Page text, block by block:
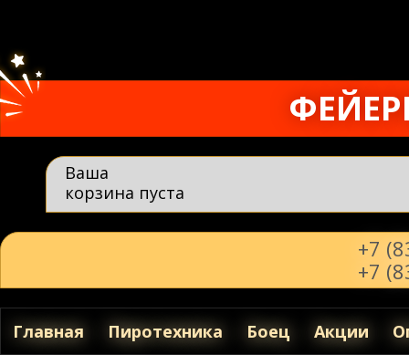
Ваша
корзина пуста
+7
+7
Главная Пиротехника Боец Акции